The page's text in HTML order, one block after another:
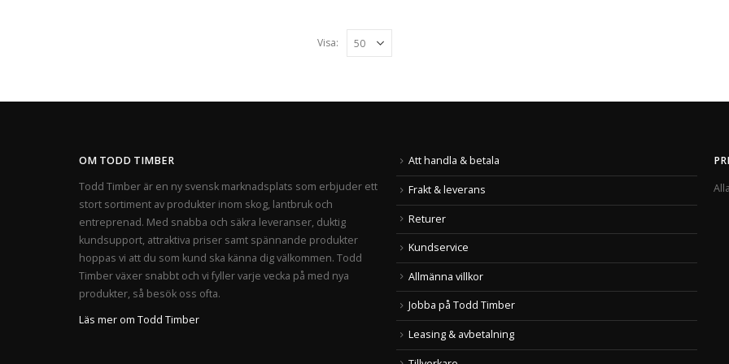
Visa:
OM TODD TIMBER
Todd Timber är en ny svensk marknadsplats som erbjuder ett
stort sortiment av produkter inom skog, lantbruk och
entreprenad. Med snabba och säkra leveranser, duktig
kundsupport, attraktiva priser samt spännande produkter
hoppas vi att du som kund ska känna dig välkommen. Todd
Timber växer snabbt och vi fyller varje vecka på med nya
produkter, så besök oss ofta.
Läs mer om Todd Timber
Att handla & betala
Frakt & leverans
Returer
Kundservice
Allmänna villkor
Jobba på Todd Timber
Leasing & avbetalning